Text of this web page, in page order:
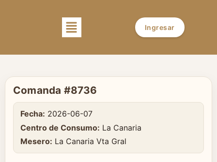
Ingresar
Comanda #8736
Fecha: 2026-06-07
Centro de Consumo: La Canaria
Mesero: La Canaria Vta Gral